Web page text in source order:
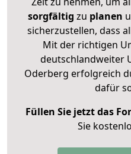
sorgfältig zu planen
sicherzustellen, dass
Mit der richtigen
deutschlandweiter
Oderberg erfolgreich
dafür
Füllen Sie jetzt das
Sie